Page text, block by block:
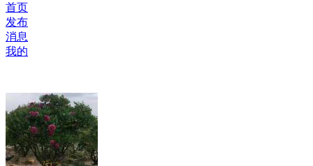
首页
发布
消息
我的